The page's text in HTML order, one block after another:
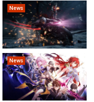
News
News